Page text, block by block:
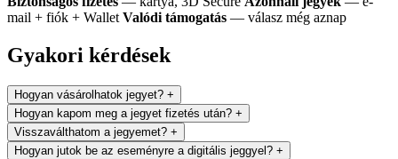
mail + fiók + Wallet Valódi támogatás — válasz még aznap
Gyakori kérdések
Hogyan vásárolhatok jegyet? +
Hogyan kapom meg a jegyet fizetés után? +
Visszaválthatom a jegyemet? +
Hogyan jutok be az eseményre a digitális jeggyel? +